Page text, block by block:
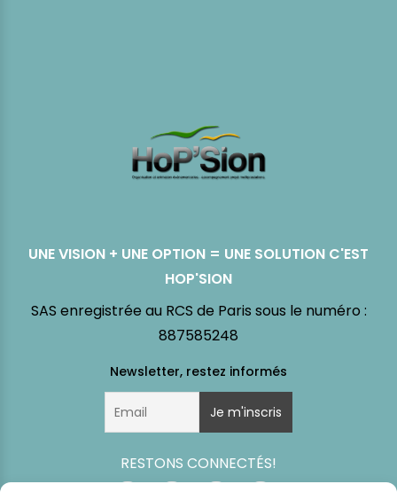
UNE VISION + UNE OPTION = UNE SOLUTION C'EST
HOP'SION
SAS enregistrée au RCS de Paris sous le numéro :
887585248
RESTONS CONNECTÉS!